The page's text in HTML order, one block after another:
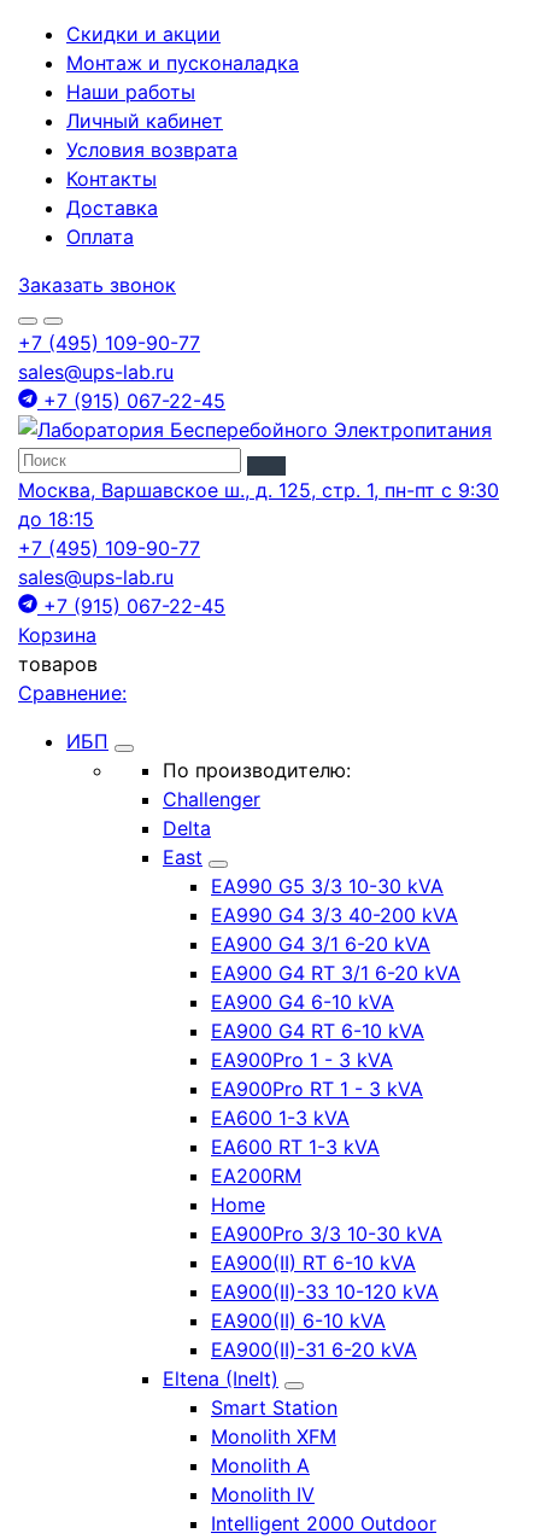
Скидки и акции
Монтаж и пусконаладка
Наши работы
Личный кабинет
Условия возврата
Контакты
Доставка
Оплата
Заказать звонок
+7 (495) 109-90-77
sales@ups-lab.ru
+7 (915) 067-22-45
Москва, Варшавское ш., д. 125, стр. 1, пн-пт с 9:30
до 18:15
+7 (495) 109-90-77
sales@ups-lab.ru
+7 (915) 067-22-45
Корзина
товаров
Сравнение:
ИБП
По производителю:
Challenger
Delta
East
EA990 G5 3/3 10-30 kVA
EA990 G4 3/3 40-200 kVA
EA900 G4 3/1 6-20 kVA
EA900 G4 RT 3/1 6-20 kVA
EA900 G4 6-10 kVA
EA900 G4 RT 6-10 kVA
EA900Pro 1 - 3 kVA
EA900Pro RT 1 - 3 kVA
EA600 1-3 kVA
EA600 RT 1-3 kVA
EA200RM
Home
EA900Pro 3/3 10-30 kVA
EA900(II) RT 6-10 kVA
EA900(II)-33 10-120 kVA
EA900(II) 6-10 kVA
EA900(II)-31 6-20 kVA
Eltena (Inelt)
Smart Station
Monolith XFM
Monolith A
Monolith IV
Intelligent 2000 Outdoor